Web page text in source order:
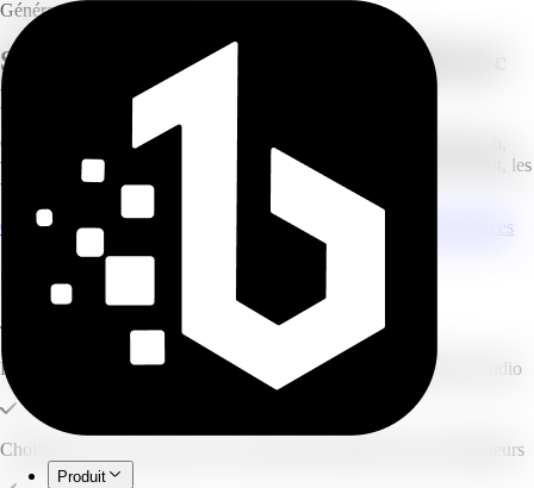
Produit
Générateur de podcast IA
Synthèses audio façon NotebookLM, avec
plus de maîtrise
Créez des synthèses audio IA naturelles depuis vos PDF, liens web,
vidéos YouTube, textes ou sujets — en gardant la main sur le script, les
voix et les notes d'émission.
Générer un aperçu de script gratuit
Explorer tous les types de sources
Ce que vous pouvez créer
Prévisualisez et retouchez le script avant de lancer la génération audio
Choisissez les voix pour une conversation naturelle à deux animateurs